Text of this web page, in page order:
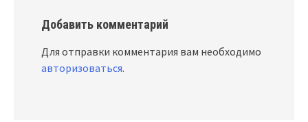
Добавить комментарий
Для отправки комментария вам необходимо
авторизоваться.